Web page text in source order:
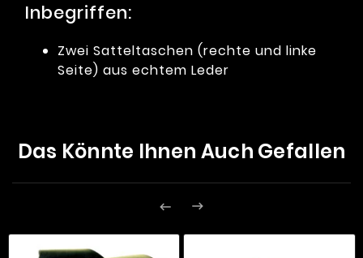
Inbegriffen:
Zwei Satteltaschen (rechte und linke
Seite) aus echtem Leder
Das Könnte Ihnen Auch Gefallen
 